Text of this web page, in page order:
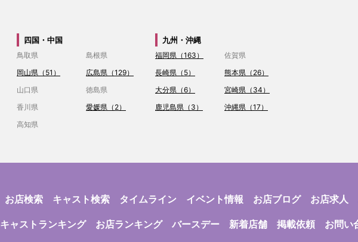
四国・中国
鳥取県
島根県
岡山県（51）
広島県（129）
山口県
徳島県
香川県
愛媛県（2）
高知県
九州・沖縄
福岡県（163）
佐賀県
長崎県（5）
熊本県（26）
大分県（6）
宮崎県（34）
鹿児島県（3）
沖縄県（17）
お店検索 キャスト検索 タイムライン イベント情報 お店ブログ お店求人
キャストランキング お店ランキング バースデー 新着店舗 掲載依頼 お問い